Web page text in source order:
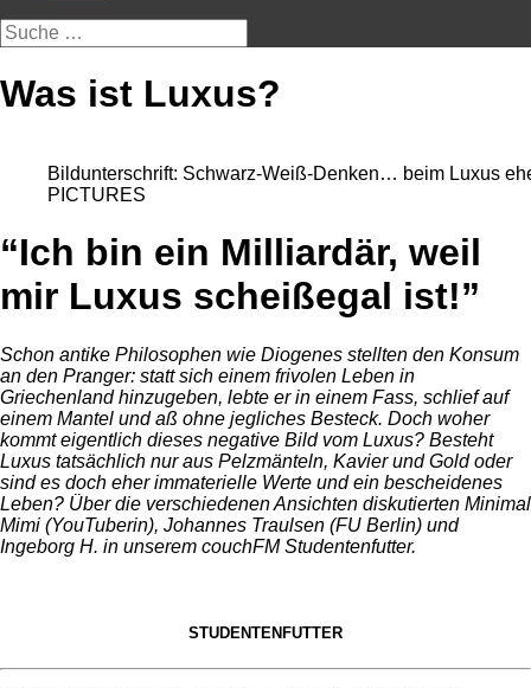
Suche
nach:
Was ist Luxus?
Bildunterschrift: Schwarz-Weiß-Denken… beim Luxus
PICTURES
“Ich bin ein Milliardär, weil
mir Luxus scheißegal ist!”
Schon antike Philosophen wie Diogenes stellten den Konsum
an den Pranger: statt sich einem frivolen Leben in
Griechenland hinzugeben, lebte er in einem Fass, schlief auf
einem Mantel und aß ohne jegliches Besteck. Doch woher
kommt eigentlich dieses negative Bild vom Luxus? Besteht
Luxus tatsächlich nur aus Pelzmänteln, Kavier und Gold oder
sind es doch eher immaterielle Werte und ein bescheidenes
Leben? Über die verschiedenen Ansichten diskutierten Minimal
Mimi (YouTuberin), Johannes Traulsen (FU Berlin) und
Ingeborg H. in unserem couchFM Studentenfutter.
STUDENTENFUTTER